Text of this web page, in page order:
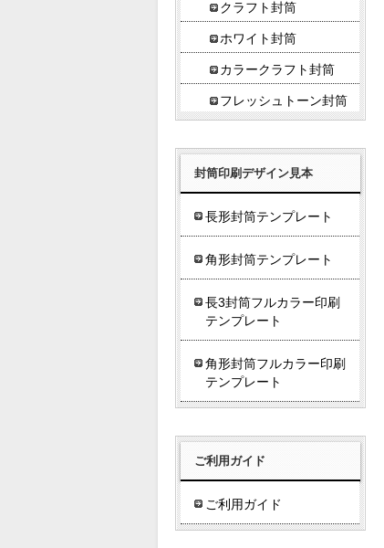
クラフト封筒
ホワイト封筒
カラークラフト封筒
フレッシュトーン封筒
封筒印刷デザイン見本
長形封筒テンプレート
角形封筒テンプレート
長3封筒フルカラー印刷
テンプレート
角形封筒フルカラー印刷
テンプレート
ご利用ガイド
ご利用ガイド